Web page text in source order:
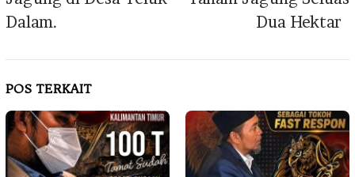
Dalam.
Dua Hektar
POS TERKAIT